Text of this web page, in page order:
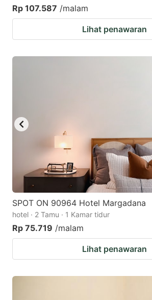
Rp 107.587 /malam
Lihat penawaran
SPOT ON 90964 Hotel Margadana
hotel · 2 Tamu · 1 Kamar tidur
Rp 75.719 /malam
Lihat penawaran